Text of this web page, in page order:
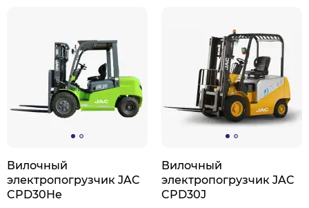
Вилочный
электропогрузчик JAC
CPD30He
Вилочный
электропогрузчик JAC
CPD30J